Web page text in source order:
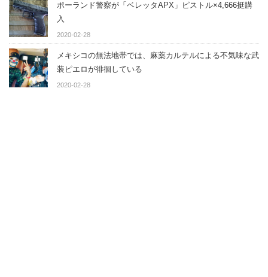
ポーランド警察が「ベレッタAPX」ピストル×4,666挺購
入
2020-02-28
メキシコの無法地帯では、麻薬カルテルによる不気味な武
装ピエロが徘徊している
2020-02-28